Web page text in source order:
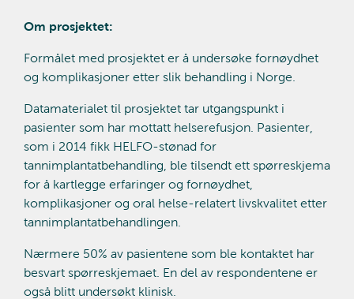
Om prosjektet:
Formålet med prosjektet er å undersøke fornøydhet
og komplikasjoner etter slik behandling i Norge.
Datamaterialet til prosjektet tar utgangspunkt i
pasienter som har mottatt helserefusjon. Pasienter,
som i 2014 fikk HELFO-stønad for
tannimplantatbehandling, ble tilsendt ett spørreskjema
for å kartlegge erfaringer og fornøydhet,
komplikasjoner og oral helse-relatert livskvalitet etter
tannimplantatbehandlingen.
Nærmere 50% av pasientene som ble kontaktet har
besvart spørreskjemaet. En del av respondentene er
også blitt undersøkt klinisk.